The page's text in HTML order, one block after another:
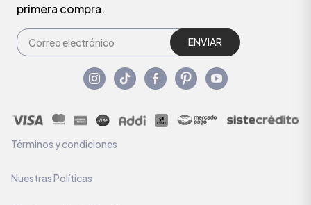
primera compra.
ENVIAR
Términos y condiciones
Nuestras Políticas